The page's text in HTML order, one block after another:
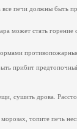
все печи должны быть
может стать
прибит
сушить дрова.
топите печь